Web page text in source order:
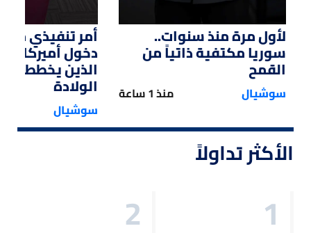
لأول مرة منذ سنوات..
سوريا مكتفية ذاتياً من
القمح
سوشيال منذ 1 ساعة
أمر تنفيذي من
دخول أميركا
الذين يخططون
الولادة
سوشيال
الأكثر تداولاً